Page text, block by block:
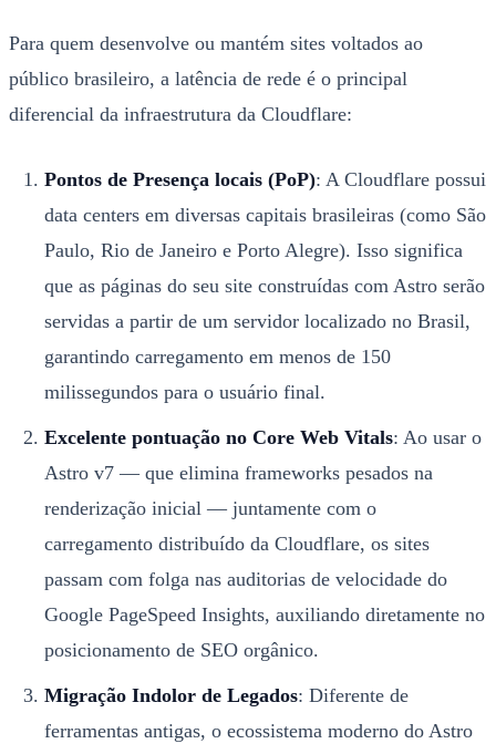
Para quem desenvolve ou mantém sites voltados ao
público brasileiro, a latência de rede é o principal
diferencial da infraestrutura da Cloudflare:
Pontos de Presença locais (PoP): A Cloudflare possui
data centers em diversas capitais brasileiras (como São
Paulo, Rio de Janeiro e Porto Alegre). Isso significa
que as páginas do seu site construídas com Astro serão
servidas a partir de um servidor localizado no Brasil,
garantindo carregamento em menos de 150
milissegundos para o usuário final.
Excelente pontuação no Core Web Vitals: Ao usar o
Astro v7 — que elimina frameworks pesados na
renderização inicial — juntamente com o
carregamento distribuído da Cloudflare, os sites
passam com folga nas auditorias de velocidade do
Google PageSpeed Insights, auxiliando diretamente no
posicionamento de SEO orgânico.
Migração Indolor de Legados: Diferente de
ferramentas antigas, o ecossistema moderno do Astro